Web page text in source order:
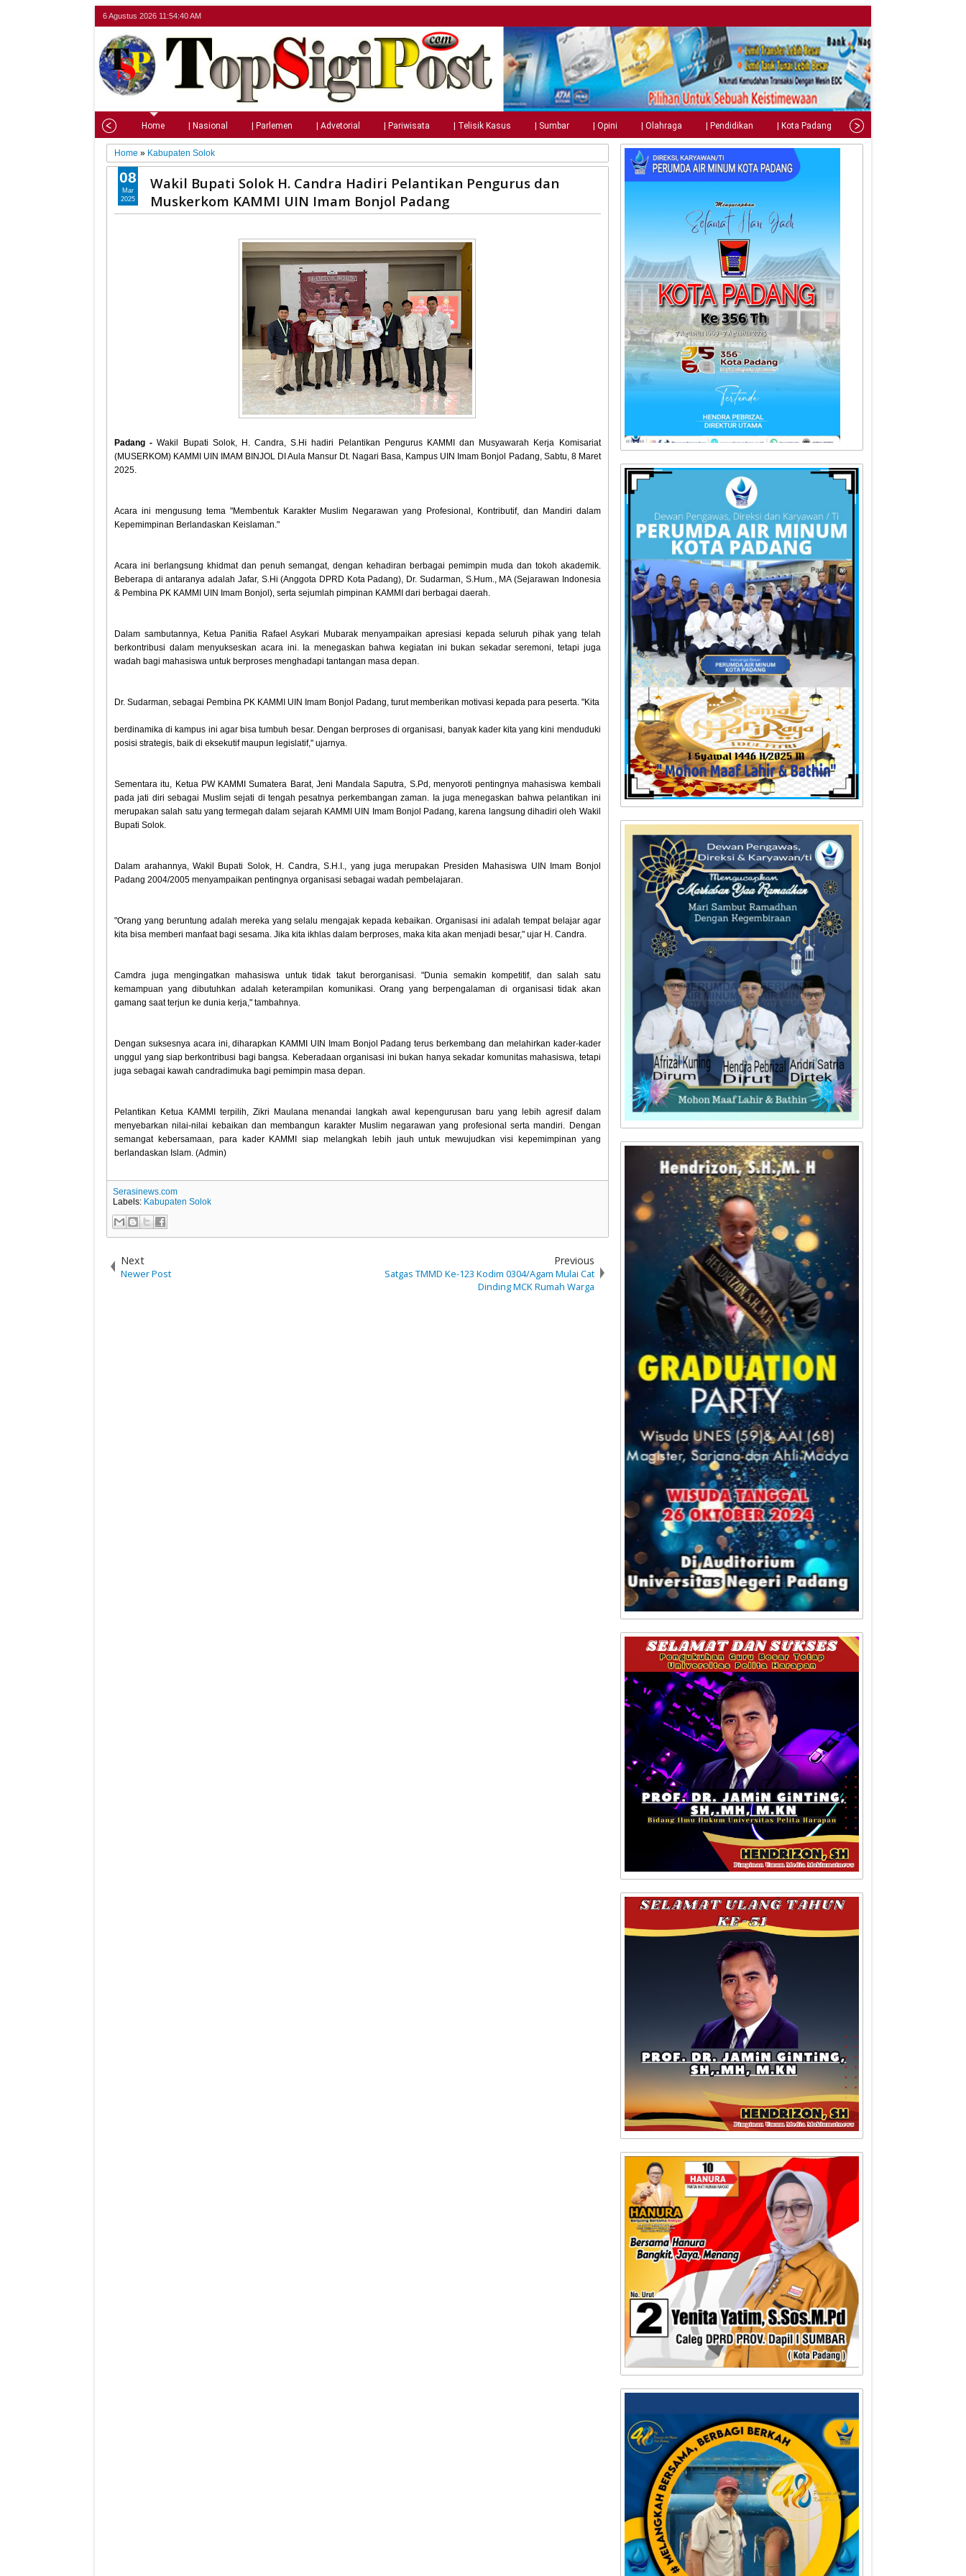
6 Agustus 2026 11:54:41 AM
Home | Nasional | Parlemen | Advetorial | Pariwisata | Telisik Kasus | Sumbar | Opini | Olahraga | Pendidikan | Kota Padang | Tips
Home » Kabupaten Solok
Wakil Bupati Solok H. Candra Hadiri Pelantikan Pengurus dan
Muskerkom KAMMI UIN Imam Bonjol Padang
Padang -Wakil Bupati Solok, H. Candra, S.Hi hadiri Pelantikan Pengurus KAMMI dan Musyawarah Kerja Komisariat
(MUSERKOM) KAMMI UIN IMAM BINJOL DI Aula Mansur Dt. Nagari Basa, Kampus UIN Imam Bonjol Padang, Sabtu, 8 Maret
2025.
Acara ini mengusung tema "Membentuk Karakter Muslim Negarawan yang Profesional, Kontributif, dan Mandiri dalam
Kepemimpinan Berlandaskan Keislaman."
Acara ini berlangsung khidmat dan penuh semangat, dengan kehadiran berbagai pemimpin muda dan tokoh akademik.
Beberapa di antaranya adalah Jafar, S.Hi (Anggota DPRD Kota Padang), Dr. Sudarman, S.Hum., MA (Sejarawan Indonesia
& Pembina PK KAMMI UIN Imam Bonjol), serta sejumlah pimpinan KAMMI dari berbagai daerah.
Dalam sambutannya, Ketua Panitia Rafael Asykari Mubarak menyampaikan apresiasi kepada seluruh pihak yang telah
berkontribusi dalam menyukseskan acara ini. Ia menegaskan bahwa kegiatan ini bukan sekadar seremoni, tetapi juga
wadah bagi mahasiswa untuk berproses menghadapi tantangan masa depan.
Dr. Sudarman, sebagai Pembina PK KAMMI UIN Imam Bonjol Padang, turut memberikan motivasi kepada para peserta. "Kita
berdinamika di kampus ini agar bisa tumbuh besar. Dengan berproses di organisasi, banyak kader kita yang kini menduduki
posisi strategis, baik di eksekutif maupun legislatif," ujarnya.
Sementara itu, Ketua PW KAMMI Sumatera Barat, Jeni Mandala Saputra, S.Pd, menyoroti pentingnya mahasiswa kembali
pada jati diri sebagai Muslim sejati di tengah pesatnya perkembangan zaman. Ia juga menegaskan bahwa pelantikan ini
merupakan salah satu yang termegah dalam sejarah KAMMI UIN Imam Bonjol Padang, karena langsung dihadiri oleh Wakil
Bupati Solok.
Dalam arahannya, Wakil Bupati Solok, H. Candra, S.H.I., yang juga merupakan Presiden Mahasiswa UIN Imam Bonjol
Padang 2004/2005 menyampaikan pentingnya organisasi sebagai wadah pembelajaran.
"Orang yang beruntung adalah mereka yang selalu mengajak kepada kebaikan. Organisasi ini adalah tempat belajar agar
kita bisa memberi manfaat bagi sesama. Jika kita ikhlas dalam berproses, maka kita akan menjadi besar," ujar H. Candra.
Camdra juga mengingatkan mahasiswa untuk tidak takut berorganisasi. "Dunia semakin kompetitif, dan salah satu
kemampuan yang dibutuhkan adalah keterampilan komunikasi. Orang yang berpengalaman di organisasi tidak akan
gamang saat terjun ke dunia kerja," tambahnya.
Dengan suksesnya acara ini, diharapkan KAMMI UIN Imam Bonjol Padang terus berkembang dan melahirkan kader-kader
unggul yang siap berkontribusi bagi bangsa. Keberadaan organisasi ini bukan hanya sekadar komunitas mahasiswa, tetapi
juga sebagai kawah candradimuka bagi pemimpin masa depan.
Pelantikan Ketua KAMMI terpilih, Zikri Maulana menandai langkah awal kepengurusan baru yang lebih agresif dalam
menyebarkan nilai-nilai kebaikan dan membangun karakter Muslim negarawan yang profesional serta mandiri. Dengan
semangat kebersamaan, para kader KAMMI siap melangkah lebih jauh untuk mewujudkan visi kepemimpinan yang
berlandaskan Islam. (Admin)
08
Mar
2025
Serasinews.com
Labels: Kabupaten Solok
Next
Newer Post
Previous
Satgas TMMD Ke-123 Kodim 0304/Agam Mulai Cat
Dinding MCK Rumah Warga